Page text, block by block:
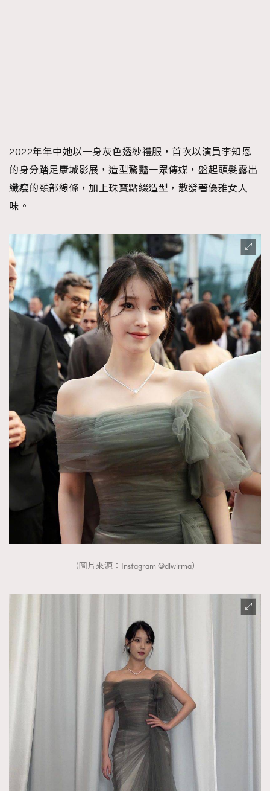
TRENDING
2022年年中她以一身灰色透紗禮服，首次以演員李知恩
的身分踏足康城影展，造型驚豔一眾傳媒，盤起頭髮露出
纖瘦的頸部線條，加上珠寶點綴造型，散發著優雅女人
味。
（圖片來源：Instagram @dlwlrma）